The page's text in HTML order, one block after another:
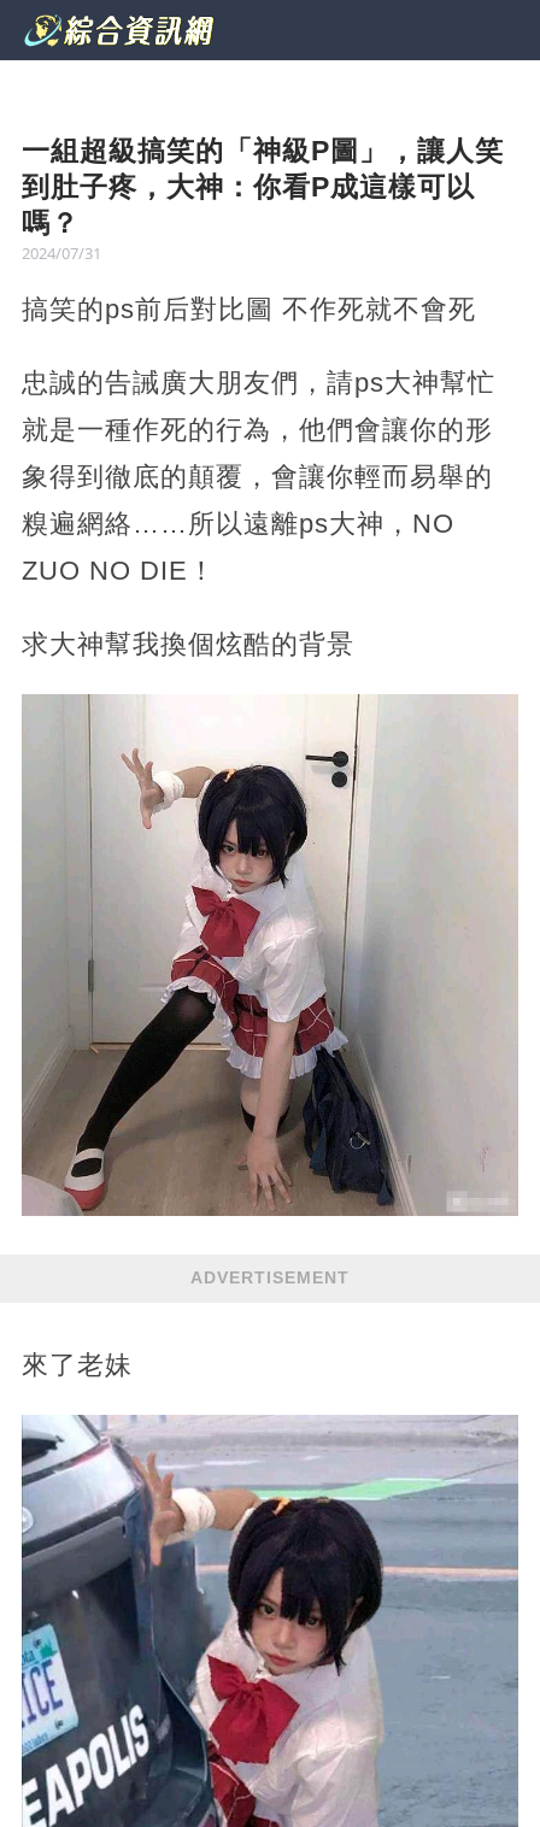
一組超級搞笑的「神級P圖」，讓人笑
到肚子疼，大神：你看P成這樣可以
嗎？
2024/07/31
搞笑的ps前后對比圖 不作死就不會死
忠誠的告誡廣大朋友們，請ps大神幫忙
就是一種作死的行為，他們會讓你的形
象得到徹底的顛覆，會讓你輕而易舉的
糗遍網絡……所以遠離ps大神，NO
ZUO NO DIE！
求大神幫我換個炫酷的背景
ADVERTISEMENT
來了老妹